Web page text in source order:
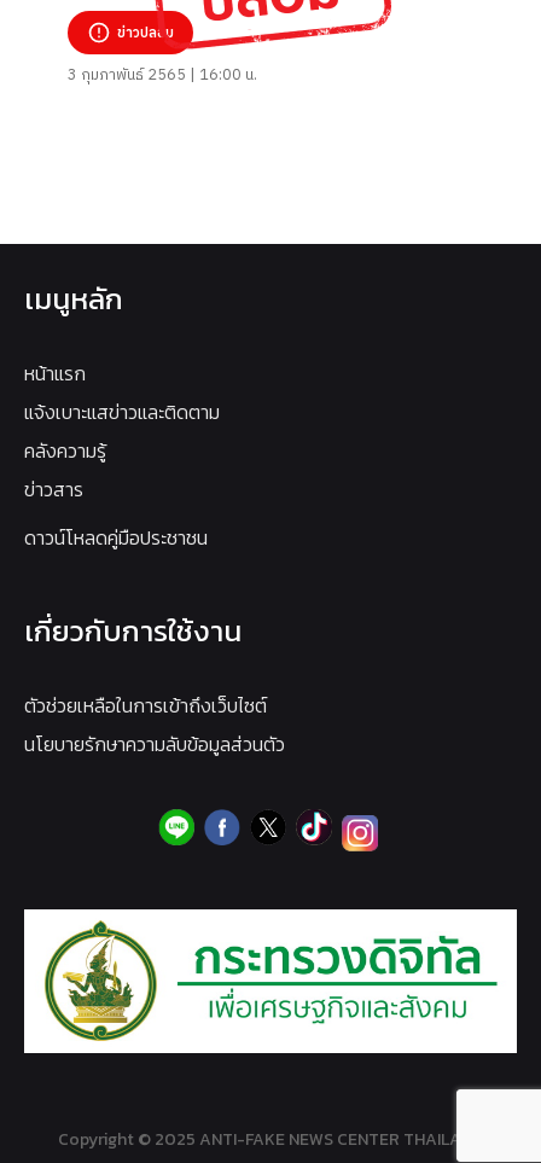
ข่าวปลอม
3 กุมภาพันธ์ 2565 | 16:00 น.
เมนูหลัก
หน้าแรก
แจ้งเบาะแสข่าวและติดตาม
คลังความรู้
ข่าวสาร
ดาวน์โหลดคู่มือประชาชน
เกี่ยวกับการใช้งาน
ตัวช่วยเหลือในการเข้าถึงเว็บไซต์
นโยบายรักษาความลับข้อมูลส่วนตัว
Copyright © 2025 ANTI-FAKE NEWS CENTER THAILAND